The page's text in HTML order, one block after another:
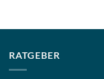
RATGEBER